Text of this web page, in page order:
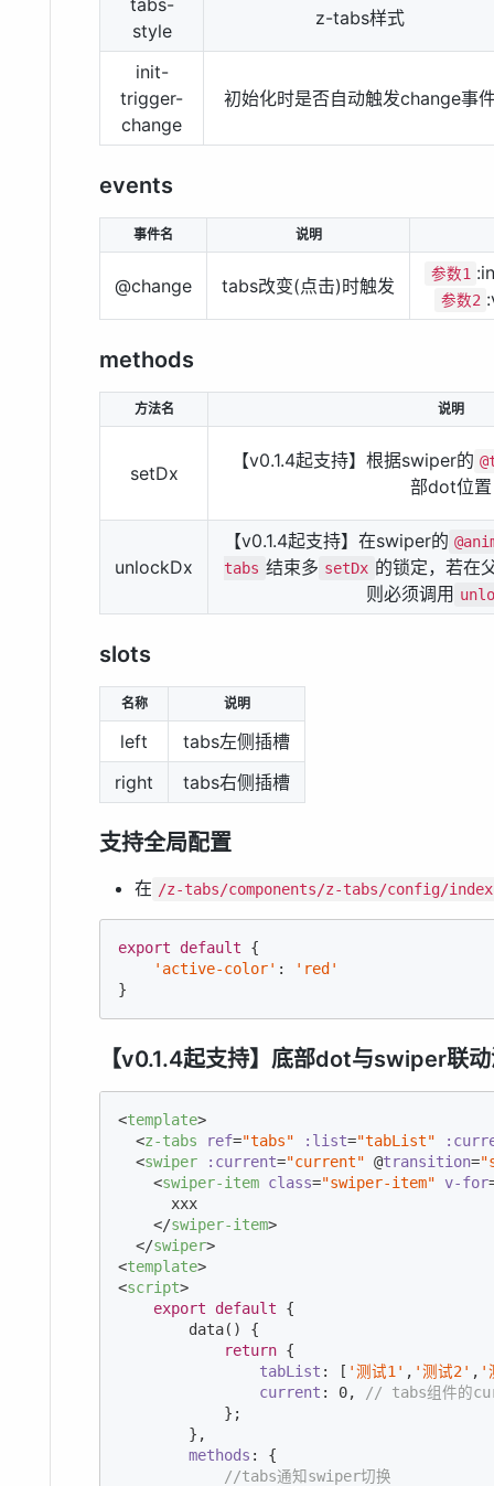
style
z-tabs样式
init-
trigger-
change
初始化时是否自动触发change事
events
事件名 说明
@change tabs改变(点击)时触发
参数1
参数2
methods
方法名 说明
setDx
【v0.1.4起支持】根据swiper的
部dot位置
unlockDx
【v0.1.4起支持】在swiper的
tabs 结束多 setDx 的锁定，若在
则必须调用
slots
名称 说明
left
tabs左侧插槽
right
tabs右侧插槽
支持全局配置
在 /z-tabs/components/z-tabs/config/
export default {
'active-color' :
'red'
}
【v0.1.4起支持】底部dot与swiper联
<template>
<z-tabs ref="tabs" :list="tabList"
<swiper :current="current" @transition=
<swiper-item class="swiper-item" v-for
      xxx
</swiper-item>
</swiper>
<template>
<script>
export
default {
        data() {
return {
tabList : [ '测试1' , '测试2' , '
current : 0,
// tabs组件的
            };
        },
methods : {
//tabs通知swiper切换